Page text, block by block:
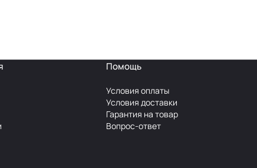
Помощь
Условия оплаты
Условия доставки
Гарантия на товар
Вопрос-ответ